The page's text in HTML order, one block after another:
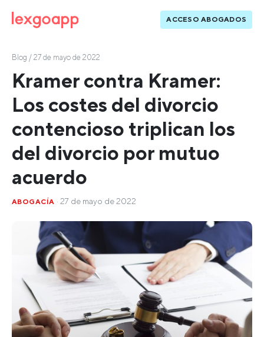
ACCESO ABOGADOS
Blog / 27 de mayo de 2022
Kramer contra Kramer:
Los costes del divorcio
contencioso triplican los
del divorcio por mutuo
acuerdo
ABOGACÍA · 27 de mayo de 2022